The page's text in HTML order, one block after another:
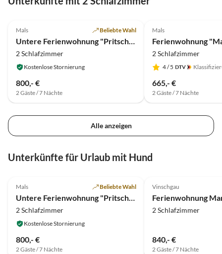
Mals Beliebte Wahl
Untere Ferienwohnung "Pritscheshof"
2 Schlafzimmer
Kostenlose Stornierung
800,- €
2 Gäste / 7 Nächte
Mals
2 Schlafzimmer
4/ 5
665,- €
2 Gäste / 7 Nächte
Alle anzeigen
Unterkünfte für Urlaub mit Hund
Mals Beliebte Wahl
Untere Ferienwohnung "Pritscheshof"
2 Schlafzimmer
Kostenlose Stornierung
800,- €
2 Gäste / 7 Nächte
Vinschgau
2 Schlafzimmer
840,- €
2 Gäste / 7 Nächte